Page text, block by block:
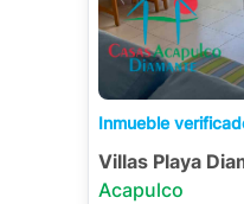
Inmueble
Villas Playa
Acapulco